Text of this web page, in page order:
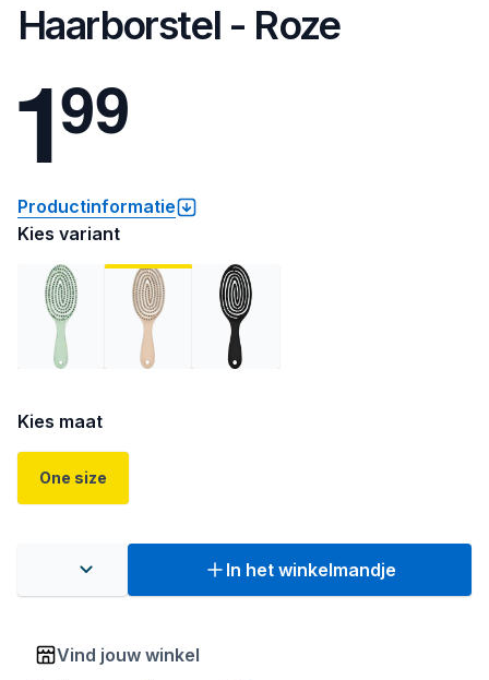
Haarborstel - Roze
199
Productinformatie
Kies variant
Kies maat
One size
In het winkelmandje
Vind jouw winkel